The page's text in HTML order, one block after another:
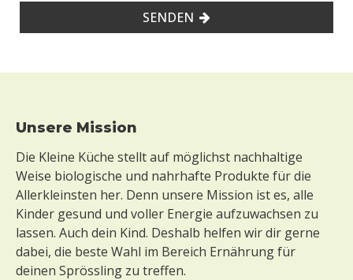
SENDEN
Footer
Unsere Mission
Die Kleine Küche stellt auf möglichst nachhaltige
Weise biologische und nahrhafte Produkte für die
Allerkleinsten her. Denn unsere Mission ist es, alle
Kinder gesund und voller Energie aufzuwachsen zu
lassen. Auch dein Kind. Deshalb helfen wir dir gerne
dabei, die beste Wahl im Bereich Ernährung für
deinen Sprössling zu treffen.